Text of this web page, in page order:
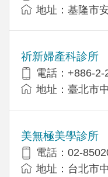
地址：基隆市
祈新婦產科診所
電話：+886-2-
地址：臺北市
美無極美學診所
電話：02-
地址：台北市